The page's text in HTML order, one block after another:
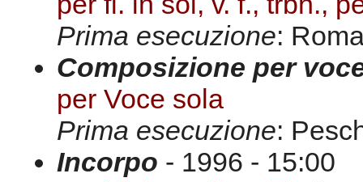
Prima esecuzione:
Composizione per
per Voce sola
Prima esecuzione:
Incorpo - 1996 - 15:00